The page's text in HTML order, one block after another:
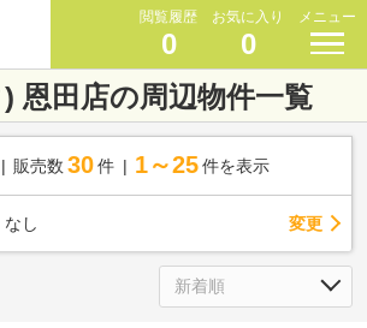
閲覧履歴
0
お気に入り
0
メニュー
恩田店の周辺物件一覧
販売数 30 件 1～25 件を表示
なし 変更